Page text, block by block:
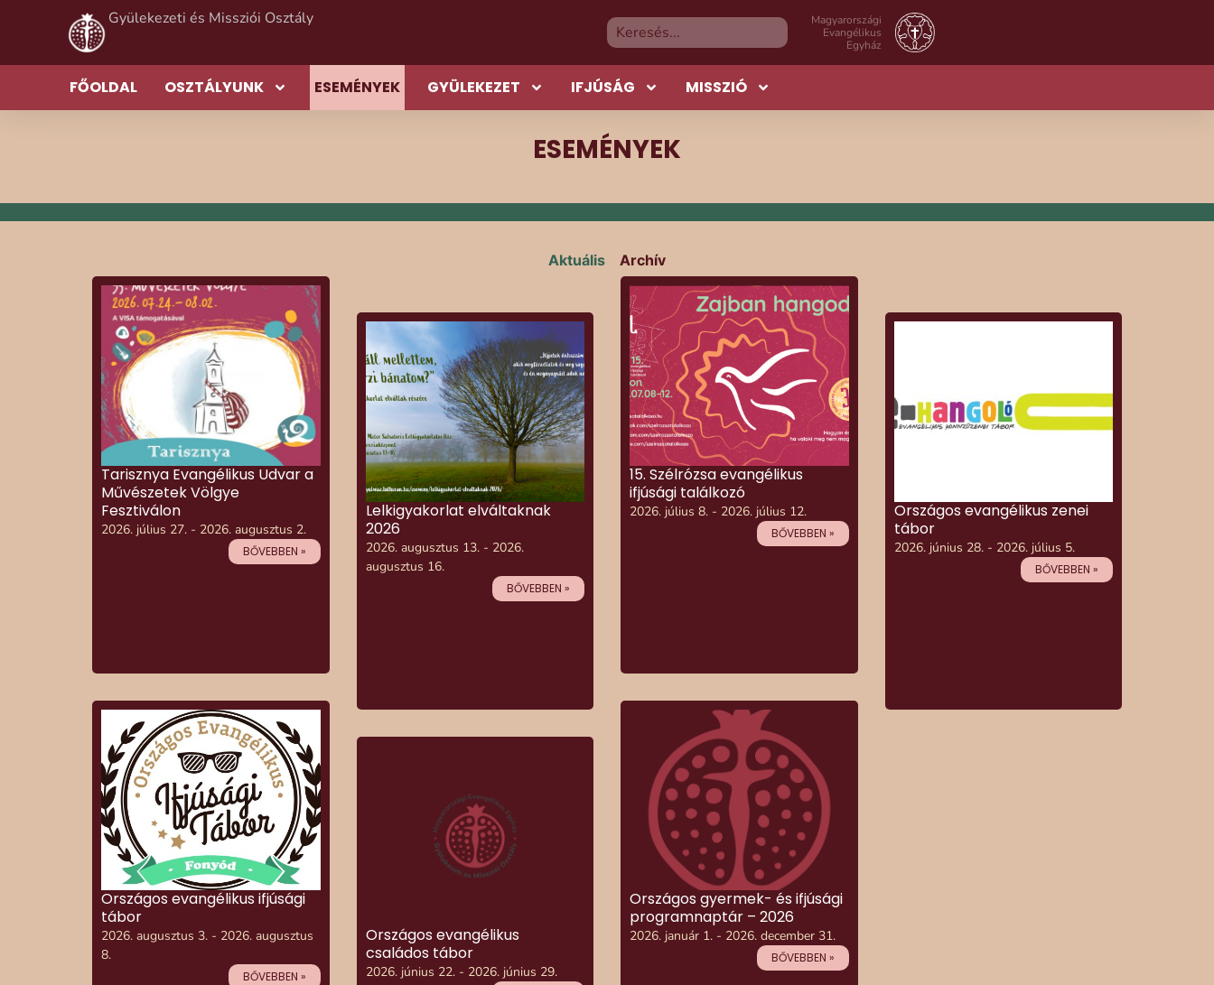
Gyülekezeti és Missziói Osztály
Magyarországi
Evangélikus
Egyház
FŐOLDAL OSZTÁLYUNK ESEMÉNYEK GYÜLEKEZET IFJÚSÁG MISSZIÓ
ESEMÉNYEK
Archív
Aktuális
Tarisznya Evangélikus Udvar a
Művészetek Völgye
Fesztiválon
2026. július 27. - 2026. augusztus 2.
BŐVEBBEN »
Lelkigyakorlat elváltaknak
2026
2026. augusztus 13. - 2026.
augusztus 16.
BŐVEBBEN »
15. Szélrózsa evangélikus
ifjúsági találkozó
2026. július 8. - 2026. július 12.
BŐVEBBEN »
Országos evangélikus zenei
tábor
2026. június 28. - 2026. július 5.
BŐVEBBEN »
Országos evangélikus ifjúsági
tábor
2026. augusztus 3. - 2026. augusztus
8.
BŐVEBBEN »
Országos evangélikus
családos tábor
2026. június 22. - 2026. június 29.
Országos gyermek- és ifjúsági
programnaptár – 2026
2026. január 1. - 2026. december 31.
BŐVEBBEN »